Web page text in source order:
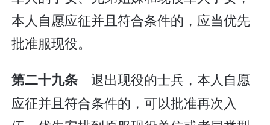
本人自愿应征并且符合条件的，应当优先
批准服现役。
第二十九条 退出现役的士兵，本人自愿
应征并且符合条件的，可以批准再次入